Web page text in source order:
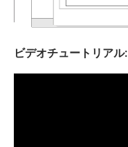
ビデオチュートリアル: